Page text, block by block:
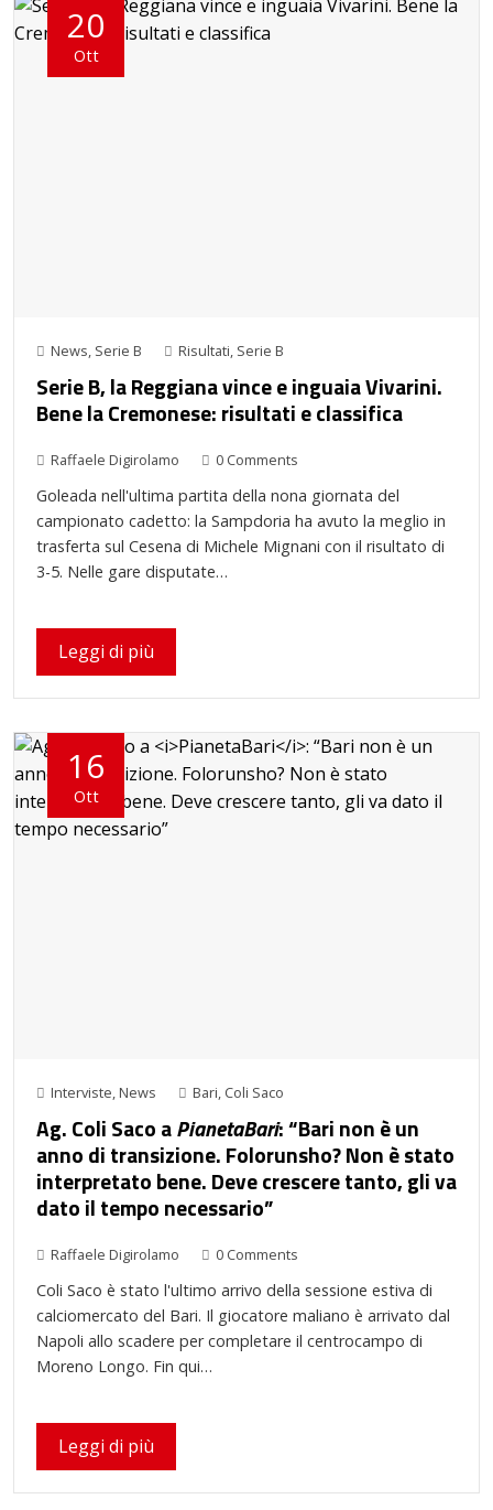
20
Ott
News, Serie B Risultati, Serie B
Serie B, la Reggiana vince e inguaia Vivarini.
Bene la Cremonese: risultati e classifica
Raffaele Digirolamo 0 Comments
Goleada nell'ultima partita della nona giornata del
campionato cadetto: la Sampdoria ha avuto la meglio in
trasferta sul Cesena di Michele Mignani con il risultato di
3-5. Nelle gare disputate…
Leggi di più
16
Ott
Interviste News Bari Coli Saco
Ag. Coli Saco aPianetaBari: “Bari non è un
anno di transizione. Folorunsho? Non è stato
interpretato bene. Deve crescere tanto, gli va
dato il tempo necessario”
Raffaele Digirolamo 0 Comments
Coli Saco è stato l'ultimo arrivo della sessione estiva di
calciomercato del Bari. Il giocatore maliano è arrivato dal
Napoli allo scadere per completare il centrocampo di
Moreno Longo. Fin qui…
Leggi di più